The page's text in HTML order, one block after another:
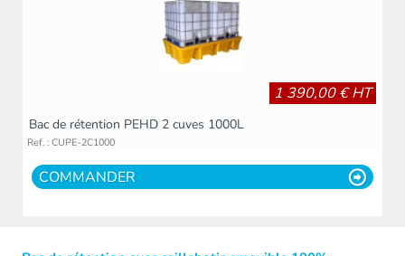
1 390,00 € HT
Bac de rétention PEHD 2 cuves 1000L
Ref. : CUPE-2C1000
COMMANDER